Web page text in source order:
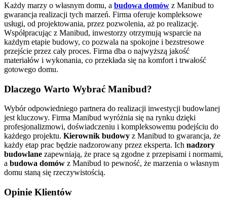
Każdy marzy o własnym domu, a budowa domów z Manibud to
gwarancja realizacji tych marzeń. Firma oferuje kompleksowe
usługi, od projektowania, przez pozwolenia, aż po realizację.
Współpracując z Manibud, inwestorzy otrzymują wsparcie na
każdym etapie budowy, co pozwala na spokojne i bezstresowe
przejście przez cały proces. Firma dba o najwyższą jakość
materiałów i wykonania, co przekłada się na komfort i trwałość
gotowego domu.
Dlaczego Warto Wybrać Manibud?
Wybór odpowiedniego partnera do realizacji inwestycji budowlanej
jest kluczowy. Firma Manibud wyróżnia się na rynku dzięki
profesjonalizmowi, doświadczeniu i kompleksowemu podejściu do
każdego projektu. Kierownik budowy z Manibud to gwarancja, że
każdy etap prac będzie nadzorowany przez eksperta. Ich nadzory
budowlane zapewniają, że prace są zgodne z przepisami i normami,
a budowa domów z Manibud to pewność, że marzenia o własnym
domu staną się rzeczywistością.
Opinie Klientów